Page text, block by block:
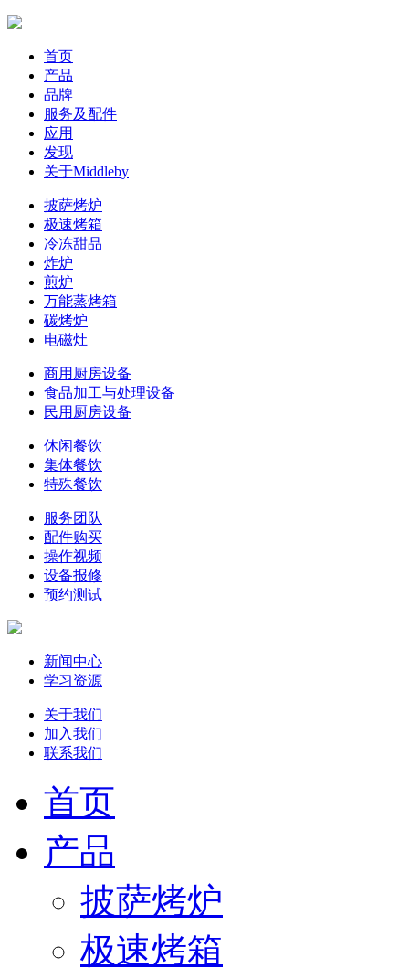
首页
产品
品牌
服务及配件
应用
发现
关于Middleby
披萨烤炉
极速烤箱
冷冻甜品
炸炉
煎炉
万能蒸烤箱
碳烤炉
电磁灶
商用厨房设备
食品加工与处理设备
民用厨房设备
休闲餐饮
集体餐饮
特殊餐饮
服务团队
配件购买
操作视频
设备报修
预约测试
新闻中心
学习资源
关于我们
加入我们
联系我们
首页
产品
披萨烤炉
极速烤箱